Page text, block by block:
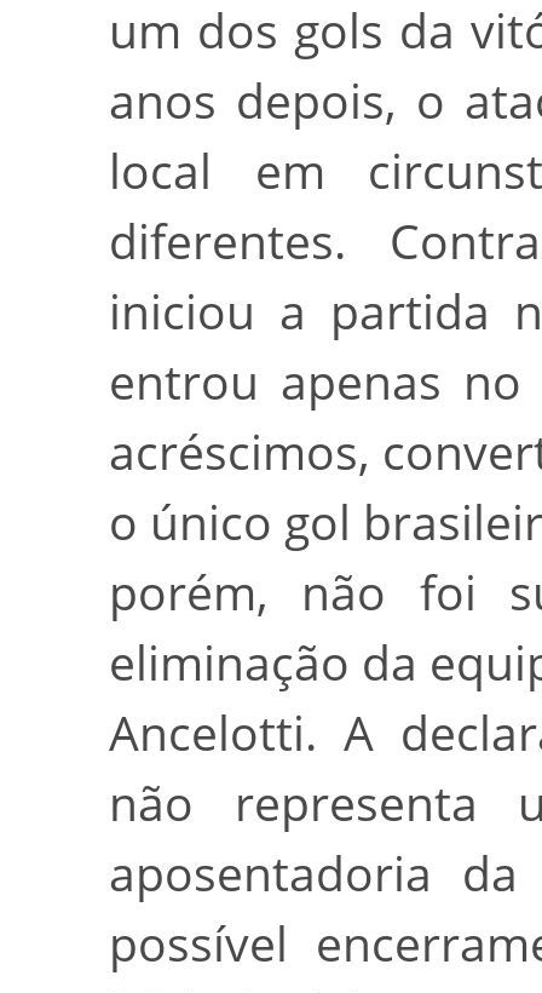
um dos gols da
anos depois, o
local em
diferentes.
iniciou a partida
entrou apenas no
acréscimos,
o único gol
porém, não foi
eliminação da
Ancelotti. A
não representa
aposentadoria
possível